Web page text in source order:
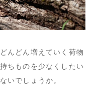
んどん増えていく荷物
ちものを少なくしたい
いでしょうか。